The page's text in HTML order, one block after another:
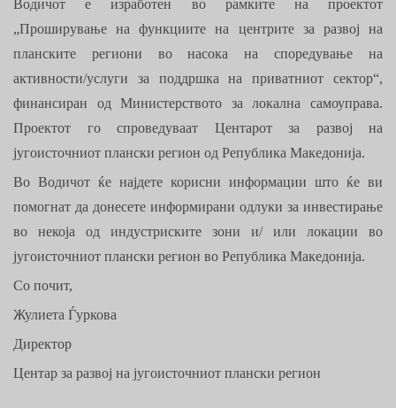
Водичот е изработен во рамките на проектот
„Проширување на функциите на центрите за развој на
планските региони во насока на споредување на
активности/услуги за поддршка на приватниот сектор“,
финансиран од Министерството за локална самоуправа.
Проектот го спроведуваат Центарот за развој на
југоисточниот плански регион од Република Македонија.
Во Водичот ќе најдете корисни информации што ќе ви
помогнат да донесете информирани одлуки за инвестирање
во некоја од индустриските зони и/ или локации во
југоисточниот плански регион во Република Македонија.
Со почит,
Жулиета Ѓуркова
Директор
Центар за развој на југоисточниот плански регион